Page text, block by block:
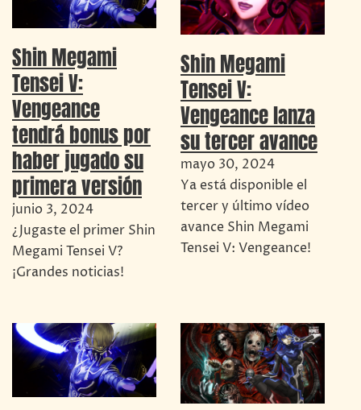
Shin Megami
Tensei V:
Vengeance
tendrá bonus por
haber jugado su
primera versión
junio 3, 2024
¿Jugaste el primer Shin
Megami Tensei V?
¡Grandes noticias!
Shin Megami
Tensei V:
Vengeance lanza
su tercer avance
mayo 30, 2024
Ya está disponible el
tercer y último vídeo
avance Shin Megami
Tensei V: Vengeance!